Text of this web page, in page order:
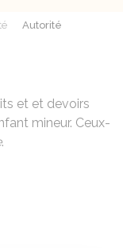
Autorité
et et devoirs
mineur. Ceux-
.